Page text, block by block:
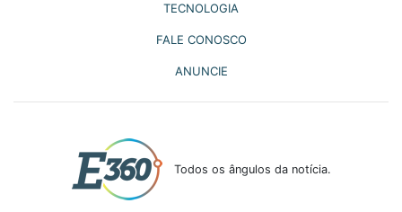
TECNOLOGIA
FALE CONOSCO
ANUNCIE
Todos os ângulos da notícia.